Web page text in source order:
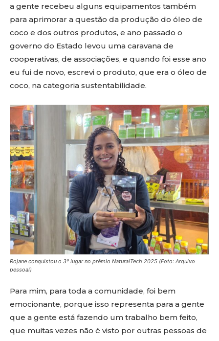
a gente recebeu alguns equipamentos também
para aprimorar a questão da produção do óleo de
coco e dos outros produtos, e ano passado o
governo do Estado levou uma caravana de
cooperativas, de associações, e quando foi esse ano
eu fui de novo, escrevi o produto, que era o óleo de
coco, na categoria sustentabilidade.
Rojane conquistou o 3º lugar no prêmio NaturalTech 2025 (Foto: Arquivo
pessoal)
Para mim, para toda a comunidade, foi bem
emocionante, porque isso representa para a gente
que a gente está fazendo um trabalho bem feito,
que muitas vezes não é visto por outras pessoas de